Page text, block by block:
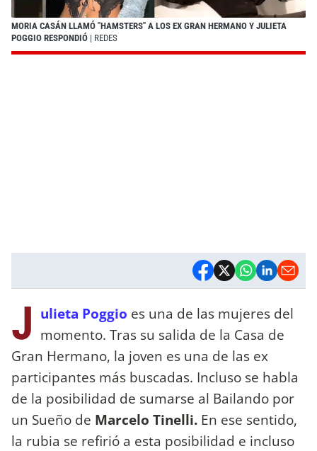
MORIA CASÁN LLAMÓ "HAMSTERS" A LOS EX GRAN HERMANO Y JULIETA
POGGIO RESPONDIÓ | REDES
J ulieta Poggio es una de las mujeres del
momento. Tras su salida de la Casa de
Gran Hermano, la joven es una de las ex
participantes más buscadas. Incluso se habla
de la posibilidad de sumarse al Bailando por
un Sueño de Marcelo Tinelli. En ese sentido,
la rubia se refirió a esta posibilidad e incluso